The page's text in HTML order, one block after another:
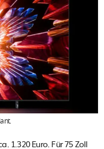
1.320 Euro. Für 75 Zoll